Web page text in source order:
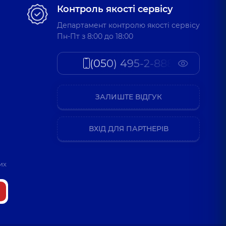
Контроль якості сервісу
Департамент контролю якості сервісу
Пн-Пт з 8:00 до 18:00
(050) 495-2-888
ЗАЛИШТЕ ВІДГУК
ВХІД ДЛЯ ПАРТНЕРІВ